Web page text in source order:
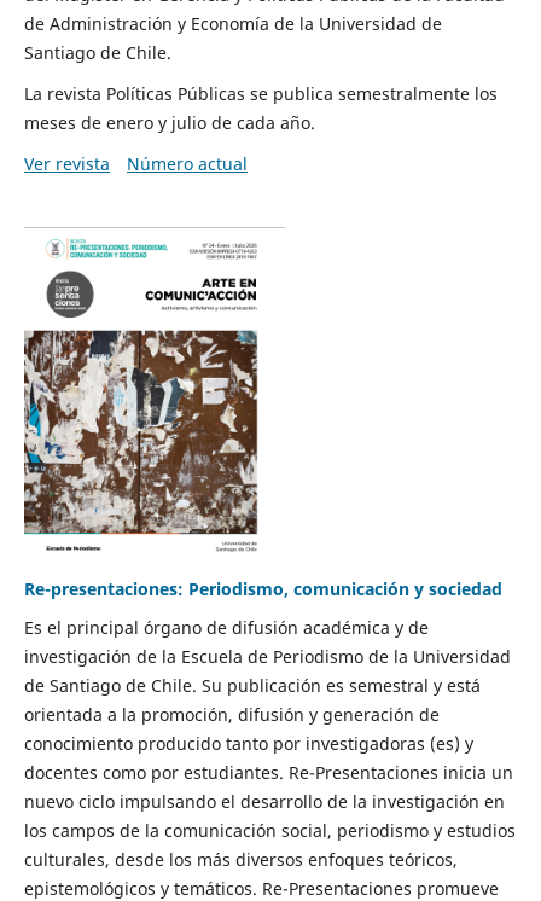
de Administración y Economía de la Universidad de
Santiago de Chile.
La revista Políticas Públicas se publica semestralmente los
meses de enero y julio de cada año.
Ver revista
Número actual
Re-presentaciones: Periodismo, comunicación y sociedad
Es el principal órgano de difusión académica y de
investigación de la Escuela de Periodismo de la Universidad
de Santiago de Chile. Su publicación es semestral y está
orientada a la promoción, difusión y generación de
conocimiento producido tanto por investigadoras (es) y
docentes como por estudiantes. Re-Presentaciones inicia un
nuevo ciclo impulsando el desarrollo de la investigación en
los campos de la comunicación social, periodismo y estudios
culturales, desde los más diversos enfoques teóricos,
epistemológicos y temáticos. Re-Presentaciones promueve